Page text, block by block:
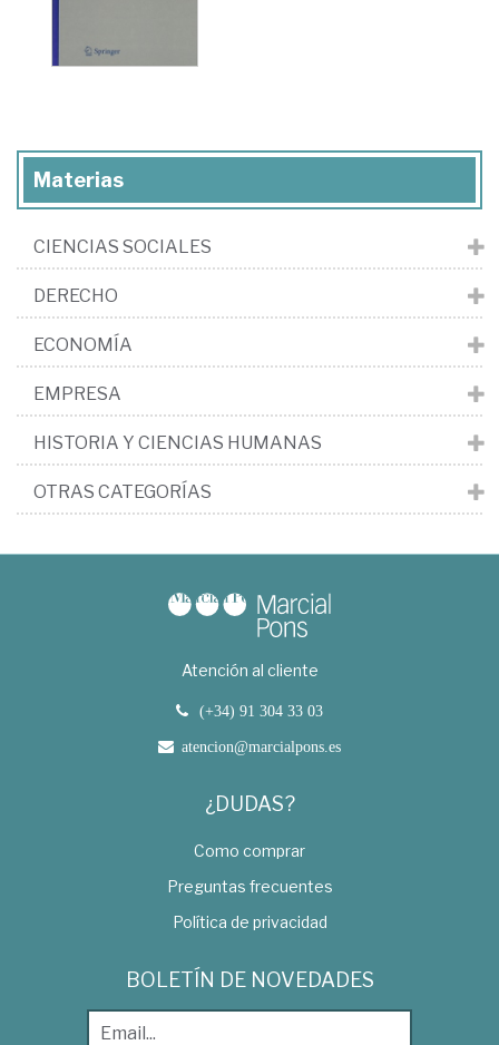
Materias
CIENCIAS SOCIALES
DERECHO
ECONOMÍA
EMPRESA
HISTORIA Y CIENCIAS HUMANAS
OTRAS CATEGORÍAS
Atención al cliente
(+34) 91 304 33 03
atencion@marcialpons.es
¿DUDAS?
Como comprar
Preguntas frecuentes
Política de privacidad
BOLETÍN DE NOVEDADES